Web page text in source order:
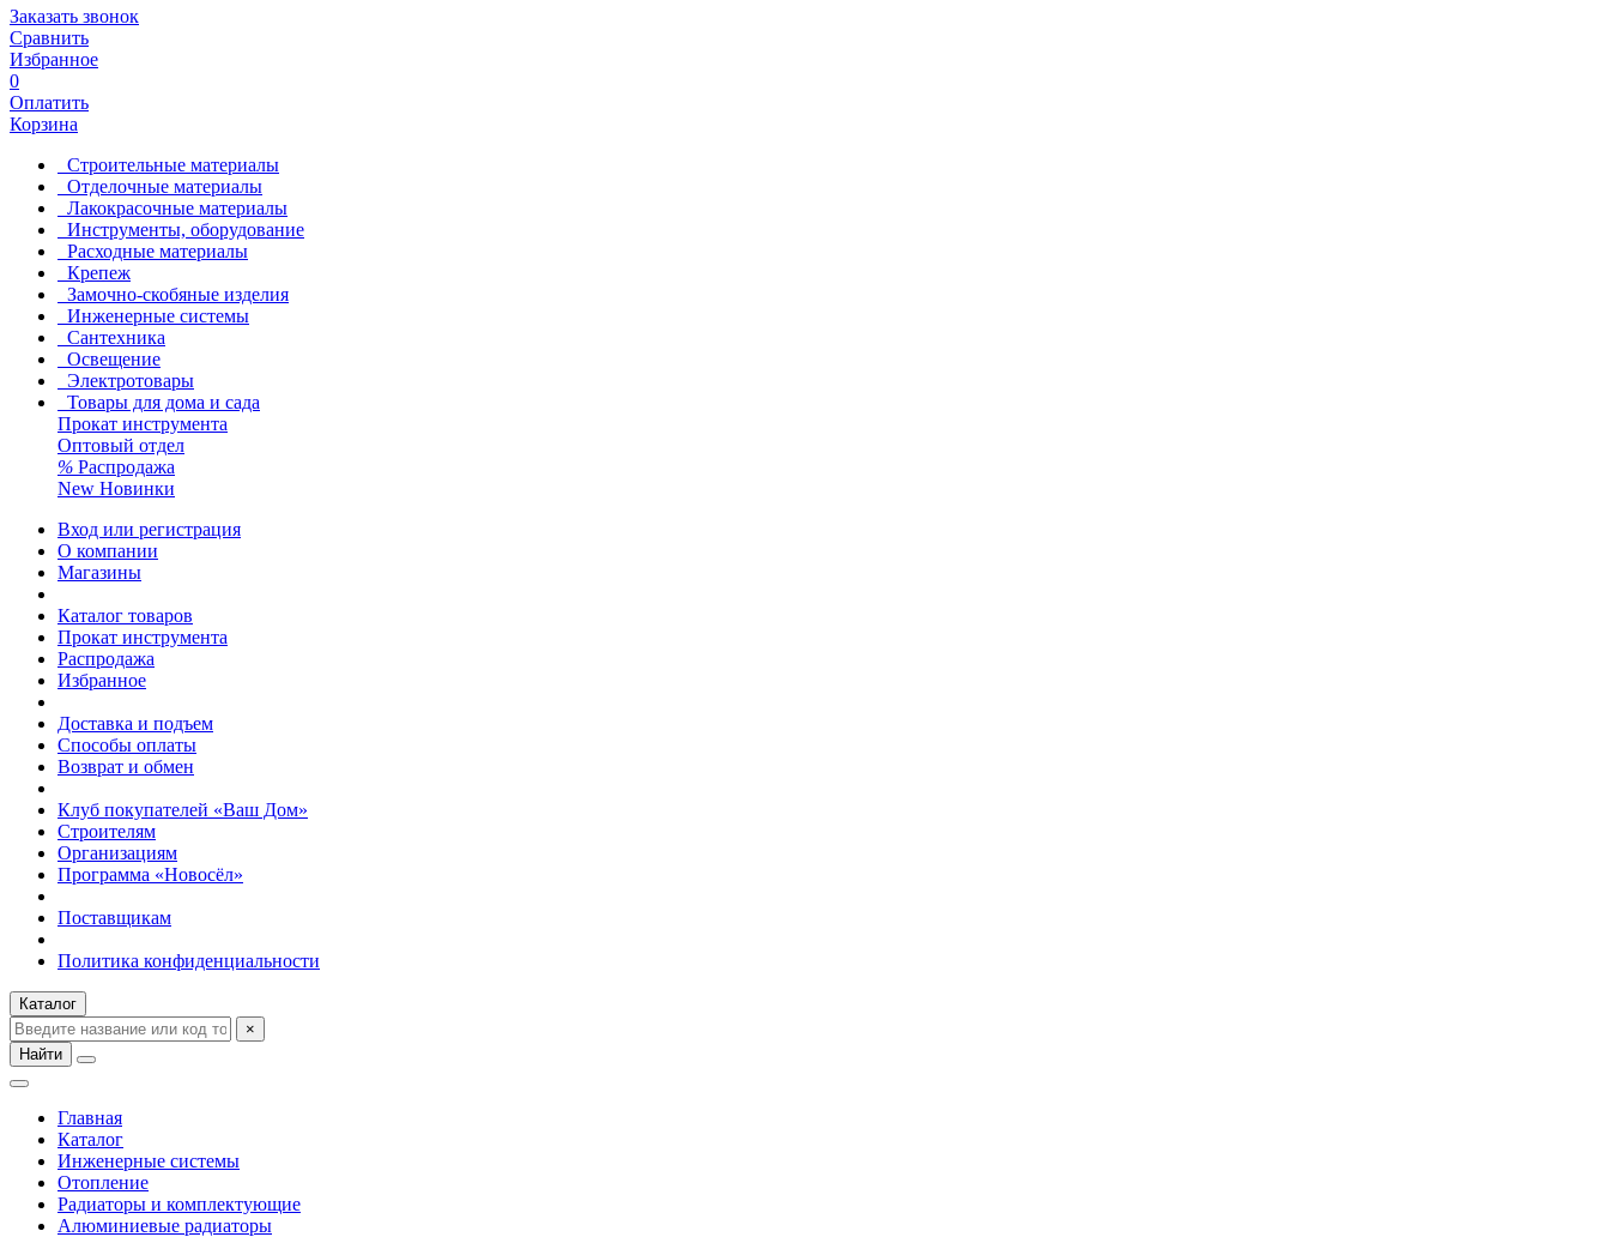
Заказать звонок
Сравнить
Избранное
0
Оплатить
Корзина
Строительные материалы
Отделочные материалы
Лакокрасочные материалы
Инструменты, оборудование
Расходные материалы
Крепеж
Замочно-скобяные изделия
Инженерные системы
Сантехника
Освещение
Электротовары
Товары для дома и сада
Прокат инструмента
Оптовый отдел
% Распродажа
New Новинки
Вход или регистрация
О компании
Магазины
Каталог товаров
Прокат инструмента
Распродажа
Избранное
Доставка и подъем
Способы оплаты
Возврат и обмен
Клуб покупателей «Ваш Дом»
Строителям
Организациям
Программа «Новосёл»
Поставщикам
Политика конфиденциальности
Каталог
×
Найти
Главная
Каталог
Инженерные системы
Отопление
Радиаторы и комплектующие
Алюминиевые радиаторы